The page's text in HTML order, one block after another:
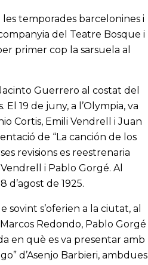
temporades barcelonines i
del Teatre Bosque i
primer cop la sarsuela al
Guerrero al costat del
19 de juny, a l’Olympia, va
Cortis, Emili Vendrell i Juan
de “La canción de los
revisions es reestrenaria
i Pablo Gorgé. Al
d’agost de 1925.
s’oferien a la ciutat, al
Redondo, Pablo Gorgé
en què es va presentar amb
d’Asenjo Barbieri, ambdues